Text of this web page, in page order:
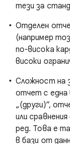
тези за
Отделен
(например
по-висока
високи
Сложност на
отчет с една
„(други)”,
или
ред. Това е
в бази от